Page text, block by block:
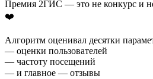
Премия 2ГИС — это не конкурс и
❤️ ⠀
Алгоритм оценивал десятки
— оценки пользователей
— частоту посещений
— и главное — отзывы ⠀